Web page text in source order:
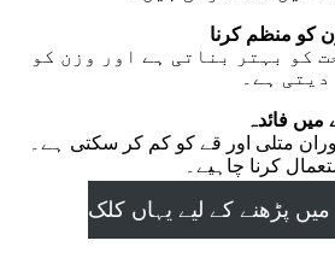
کو منظم کرنا
کو بہتر بناتی ہے اور وزن کو
ہے۔
میں فائدہ
متلی اور قے کو کم کر سکتی ہے۔
کرنا چاہیے۔
میں پڑھنے کے لیے یہاں کلک